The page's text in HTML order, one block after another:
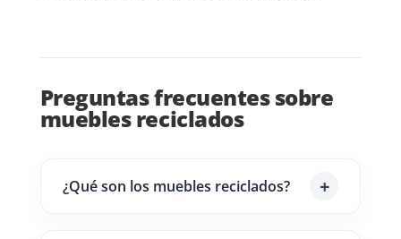
Preguntas frecuentes sobre
muebles reciclados
¿Qué son los muebles reciclados?